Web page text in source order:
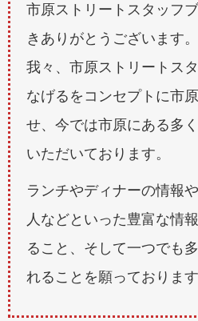
市原ストリートスタッフ
きありがとうございます。
我々、市原ストリートス
なげるをコンセプトに市
せ、今では市原にある多
いただいております。
ランチやディナーの情報
人などといった豊富な情
ること、そして一つでも
れることを願っております